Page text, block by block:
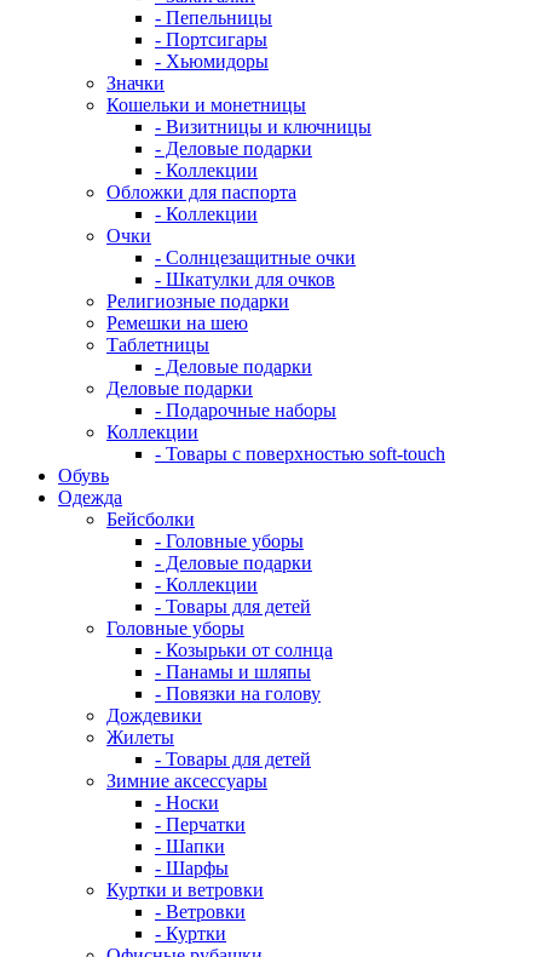
- Пепельницы
- Портсигары
- Хьюмидоры
Значки
Кошельки и монетницы
- Визитницы и ключницы
- Деловые подарки
- Коллекции
Обложки для паспорта
- Коллекции
Очки
- Солнцезащитные очки
- Шкатулки для очков
Религиозные подарки
Ремешки на шею
Таблетницы
- Деловые подарки
Деловые подарки
- Подарочные наборы
Коллекции
- Товары с поверхностью soft-touch
Обувь
Одежда
Бейсболки
- Головные уборы
- Деловые подарки
- Коллекции
- Товары для детей
Головные уборы
- Козырьки от солнца
- Панамы и шляпы
- Повязки на голову
Дождевики
Жилеты
- Товары для детей
Зимние аксессуары
- Носки
- Перчатки
- Шапки
- Шарфы
Куртки и ветровки
- Ветровки
- Куртки